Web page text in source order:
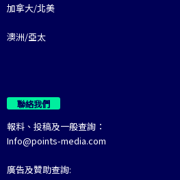
加拿大/北美
澳洲/亞太
聯絡我們
報料、投稿及一般查詢：
Info@points-media.com
廣告及贊助查詢: